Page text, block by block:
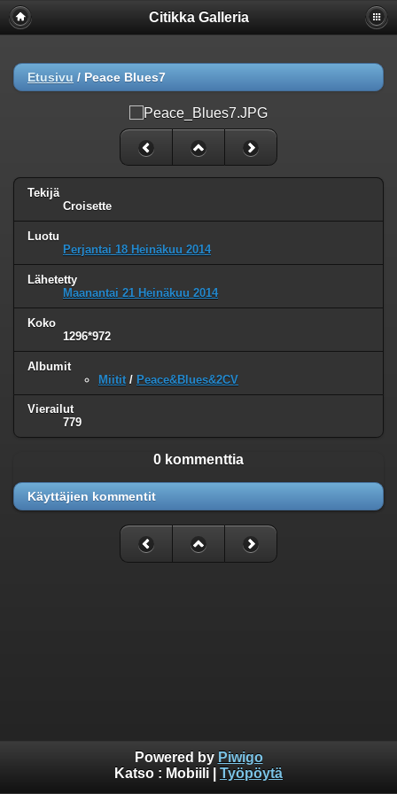
Citikka Galleria
Etusivu / Peace Blues7
Tekijä
Croisette
Luotu
Perjantai 18 Heinäkuu 2014
Lähetetty
Maanantai 21 Heinäkuu 2014
Koko
1296*972
Albumit
Miitit / Peace&Blues&2CV
Vierailut
779
0 kommenttia
Käyttäjien kommentit
Powered by Piwigo
Katso : Mobiili Työpöytä